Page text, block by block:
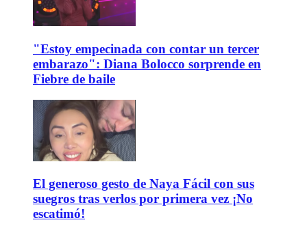
"Estoy empecinada con contar un tercer
embarazo": Diana Bolocco sorprende en
Fiebre de baile
El generoso gesto de Naya Fácil con sus
suegros tras verlos por primera vez ¡No
escatimó!